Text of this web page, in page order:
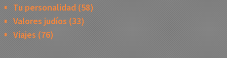
Tu personalidad(58)
Valores judíos (33)
Viajes (76)